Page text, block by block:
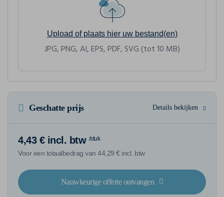
Upload of plaats hier uw bestand(en)
JPG, PNG, AI, EPS, PDF, SVG (tot 10 MB)
Geschatte prijs Details bekijken
4,43 € incl. btw /stuk
Voor een totaalbedrag van 44,29 € incl. btw
Nauwkeurige offerte ontvangen